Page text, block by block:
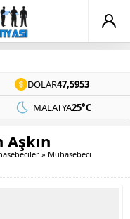
DOLAR47,5953
MALATYA25°C
» Muhasebeci